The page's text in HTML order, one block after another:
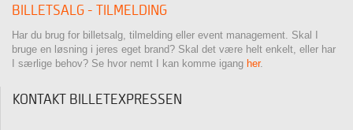
BILLETSALG - TILMELDING
Har du brug for billetsalg, tilmelding eller event management. Skal I
bruge en løsning i jeres eget brand? Skal det være helt enkelt, eller har
I særlige behov? Se hvor nemt I kan komme igang her.
KONTAKT BILLETEXPRESSEN